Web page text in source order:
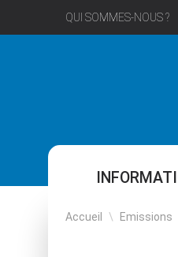
QUI SOMMES-NOUS ?
Accueil \ Emissions